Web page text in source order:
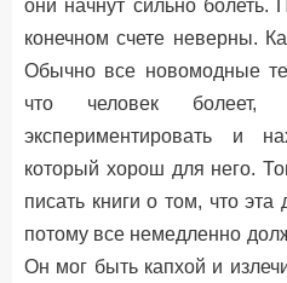
они начнут сильно болеть.
конечном счете неверны.
Обычно все новомодные
что человек
экспериментировать и
который хорош для него.
писать книги о том, что
потому все немедленно
Он мог быть капхой и